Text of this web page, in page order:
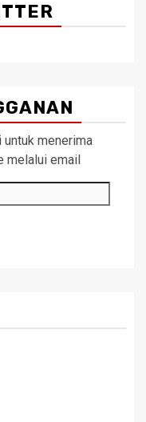
untuk menerima
melalui email